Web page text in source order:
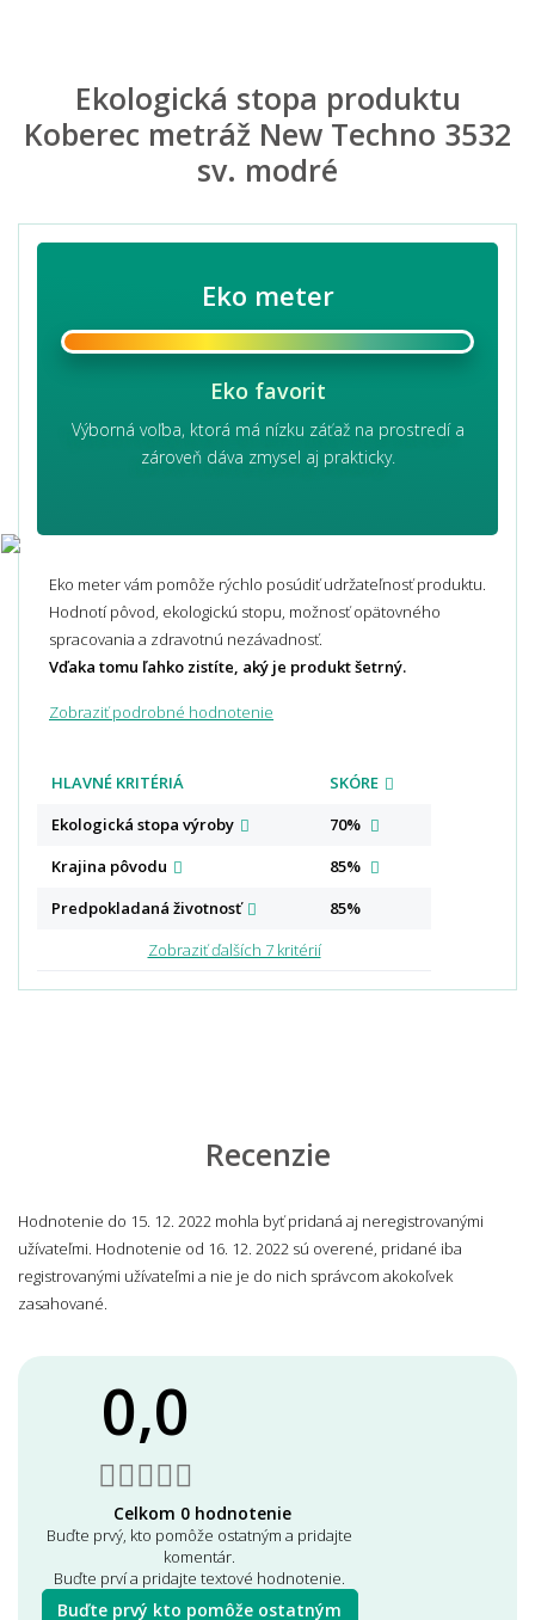
Ekologická stopa produktu
Koberec metráž New Techno 3532
sv. modré
Eko meter
Eko favorit
Výborná voľba, ktorá má nízku záťaž na prostredí a
zároveň dáva zmysel aj prakticky.
Eko meter vám pomôže rýchlo posúdiť udržateľnosť produktu.
Hodnotí pôvod, ekologickú stopu, možnosť opätovného
spracovania a zdravotnú nezávadnosť.
Vďaka tomu ľahko zistíte, aký je produkt šetrný.
Zobraziť podrobné hodnotenie
HLAVNÉ KRITÉRIÁ
SKÓRE
Ekologická stopa výroby
70%
Krajina pôvodu
85%
Predpokladaná životnosť
85%
Zobraziť ďalších 7 kritérií
Recenzie
Hodnotenie do 15. 12. 2022 mohla byť pridaná aj neregistrovanými
užívateľmi. Hodnotenie od 16. 12. 2022 sú overené, pridané iba
registrovanými užívateľmi a nie je do nich správcom akokoľvek
zasahované.
0,0
Celkom 0 hodnotenie
Buďte prvý, kto pomôže ostatným a pridajte
komentár.
Buďte prví a pridajte textové hodnotenie.
Buďte prvý kto pomôže ostatným